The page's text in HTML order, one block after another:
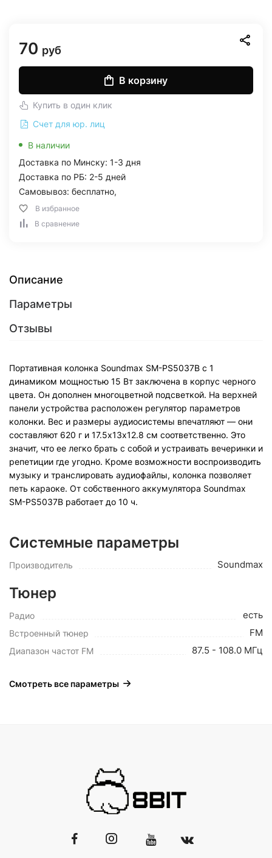
70 руб
В корзину
Купить в один клик
Счет для юр. лиц
В наличии
Доставка по Минску: 1-3 дня
Доставка по РБ: 2-5 дней
Самовывоз: бесплатно,
В избранное
В сравнение
Описание
Параметры
Отзывы
Портативная колонка Soundmax SM-PS5037B с 1
динамиком мощностью 15 Вт заключена в корпус черного
цвета. Он дополнен многоцветной подсветкой. На верхней
панели устройства расположен регулятор параметров
колонки. Вес и размеры аудиосистемы впечатляют — они
составляют 620 г и 17.5x13х12.8 см соответственно. Это
значит, что ее легко брать с собой и устраивать вечеринки и
репетиции где угодно. Кроме возможности воспроизводить
музыку и транслировать аудиофайлы, колонка позволяет
петь караоке. От собственного аккумулятора Soundmax
SM-PS5037B работает до 10 ч.
Системные параметры
Производитель Soundmax
Тюнер
Радио есть
Встроенный тюнер FM
Диапазон частот FM 87.5 - 108.0 МГц
Смотреть все параметры